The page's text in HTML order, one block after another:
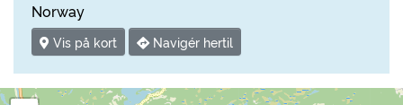
Norway
Vis på kort Navigér hertil